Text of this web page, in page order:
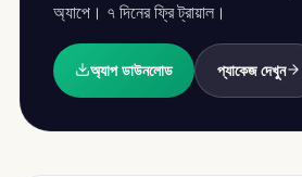
অ্যাপে। ৭ দিনের ফ্রি ট্রায়াল।
অ্যাপ ডাউনলোড প্যাকেজ দেখুন